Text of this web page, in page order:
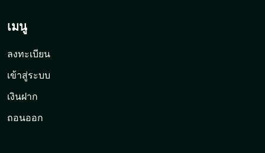
เมนู
ลงทะเบียน
เข้าสู่ระบบ
เงินฝาก
ถอนออก